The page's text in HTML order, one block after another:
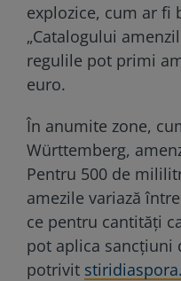
explozice, cum ar fi
„Catalogului
regulile pot primi
euro.
În anumite zone,
Württemberg,
Pentru 500 de
amezile variază
ce pentru cantități
pot aplica sancțiuni
potrivit